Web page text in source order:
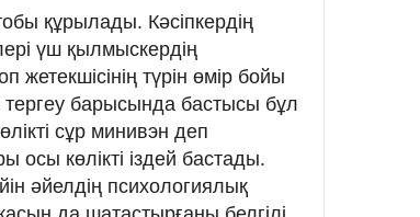
құрылады. Кәсіпкердің
үш қылмыскердің
түрін өмір бойы
тергеу барысында бастысы бұл
сұр минивэн деп
осы көлікті іздей бастады.
әйелдің психологиялық